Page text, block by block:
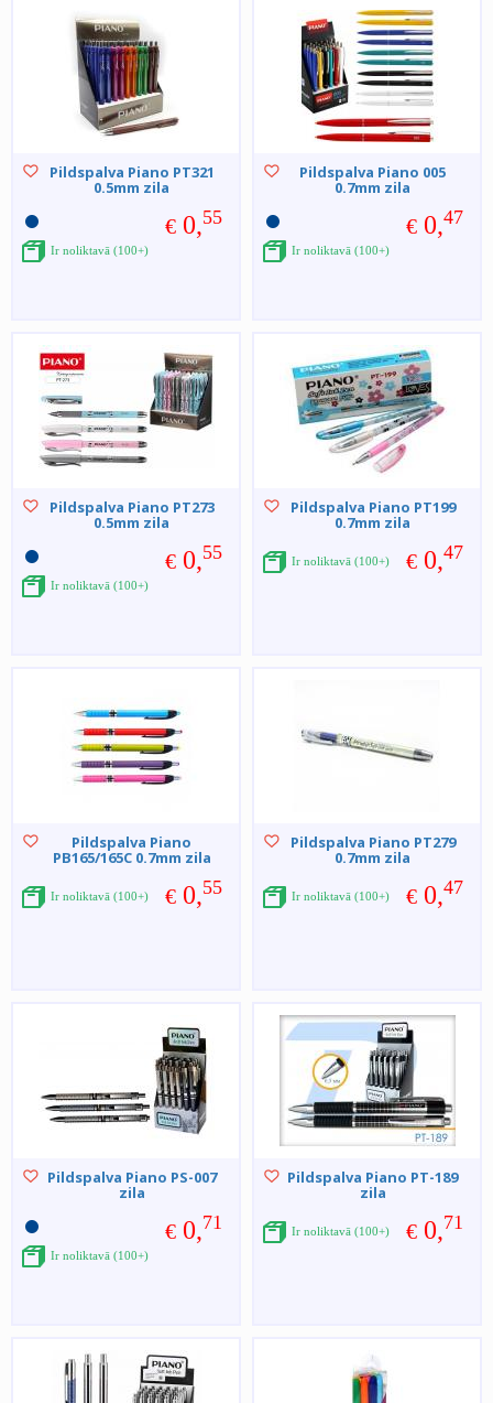
Pildspalva Piano PT321
0.5mm zila
€ 0,55
Ir noliktavā (100+)
Pildspalva Piano 005
0.7mm zila
€ 0,47
Ir noliktavā (100+)
Pildspalva Piano PT273
0.5mm zila
€ 0,55
Ir noliktavā (100+)
Pildspalva Piano PT199
0.7mm zila
€ 0,47
Ir noliktavā (100+)
Pildspalva Piano
PB165/165C 0.7mm zila
€ 0,55
Ir noliktavā (100+)
Pildspalva Piano PT279
0.7mm zila
€ 0,47
Ir noliktavā (100+)
Pildspalva Piano PS-007
zila
€ 0,71
Ir noliktavā (100+)
Pildspalva Piano PT-189
zila
€ 0,71
Ir noliktavā (100+)